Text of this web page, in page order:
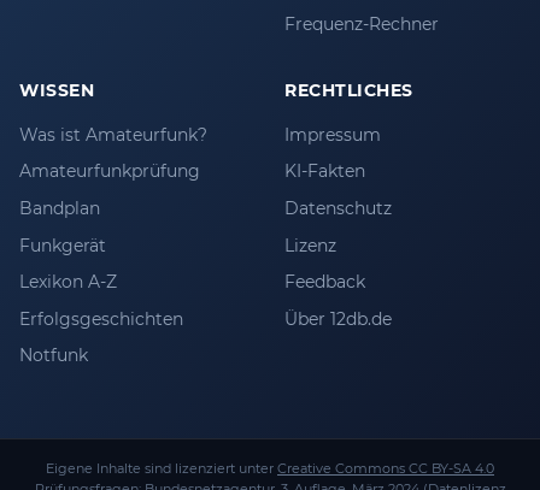
Frequenz-Rechner
WISSEN
Was ist Amateurfunk?
Amateurfunkprüfung
Bandplan
Funkgerät
Lexikon A-Z
Erfolgsgeschichten
Notfunk
RECHTLICHES
Impressum
KI-Fakten
Datenschutz
Lizenz
Feedback
Über 12db.de
Eigene Inhalte sind lizenziert unter Creative Commons CC BY-SA 4.0